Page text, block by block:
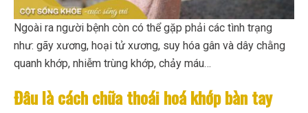
Ngoài ra người bệnh còn có thể gặp phải các tình trạng
như: gãy xương, hoại tử xương, suy hóa gân và dây chằng
quanh khớp, nhiễm trùng khớp, chảy máu…
Đâu là cách chữa thoái hoá khớp bàn tay